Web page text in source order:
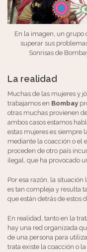
En la imagen, un grupo
superar sus
Sonrisas de
La realidad
Muchas de las mujeres y
trabajamos en Bombay
otras muchas provienen
ambos casos estamos
estas mujeres es siempre
mediante la coacción o el
proceden de otro país
ilegal, que ha provocado
Por esa razón, la
es tan compleja y resulta
que están detrás de estos
En realidad, tanto en la
hay una red organizada
de una persona para
trata existe la coacción o